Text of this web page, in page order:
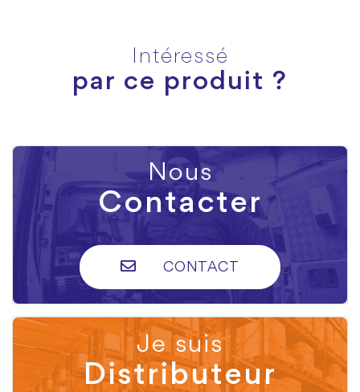
Intéressé
par ce produit ?
Nous
Contacter
CONTACT
Je suis
Distributeur